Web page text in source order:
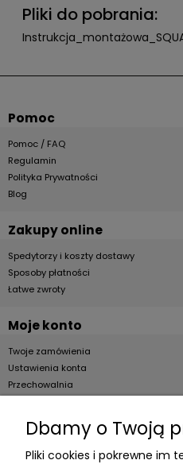
Pliki do pobrania:
Pomoc
Pomoc / FAQ
Regulamin
Polityka Prywatności
Blog
Zakupy online
Spedytorzy i koszty dostawy
Sposoby płatności
Łatwe zwroty
Moje konto
Twoje zamówienia
Ustawienia konta
Przechowalnia
Dla firm
Dbamy o Twoją
Pliki cookies i pokrewne im